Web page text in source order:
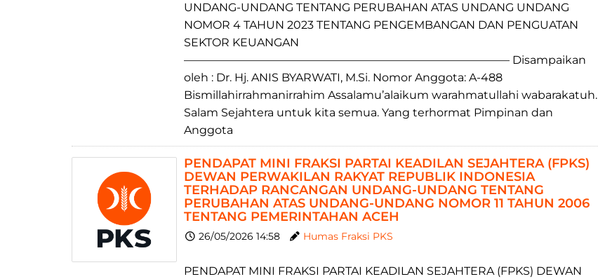
UNDANG-UNDANG TENTANG PERUBAHAN ATAS UNDANG UNDANG
NOMOR 4 TAHUN 2023 TENTANG PENGEMBANGAN DAN PENGUATAN
SEKTOR KEUANGAN
————————————————————————————— Disampaikan
oleh ​: Dr. Hj. ANIS BYARWATI, M.Si. Nomor Anggota​: A-488
Bismillahirrahmanirrahim Assalamu’alaikum warahmatullahi wabarakatuh.
Salam Sejahtera untuk kita semua. Yang terhormat Pimpinan dan
Anggota
PENDAPAT MINI FRAKSI PARTAI KEADILAN SEJAHTERA (FPKS)
DEWAN PERWAKILAN RAKYAT REPUBLIK INDONESIA
TERHADAP RANCANGAN UNDANG-UNDANG TENTANG
PERUBAHAN ATAS UNDANG-UNDANG NOMOR 11 TAHUN 2006
TENTANG PEMERINTAHAN ACEH
26/05/2026 14:58 Humas Fraksi PKS
PENDAPAT MINI FRAKSI PARTAI KEADILAN SEJAHTERA (FPKS) DEWAN